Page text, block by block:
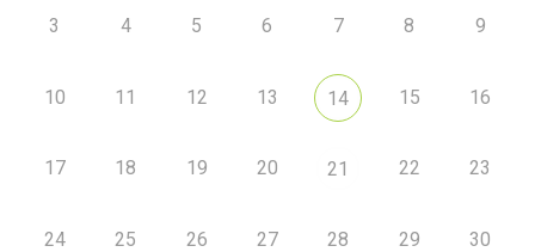
3 4 5 6 7 8 9
10 11 12 13 14 15 16
17 18 19 20 21 22 23
24 25 26 27 28 29 30